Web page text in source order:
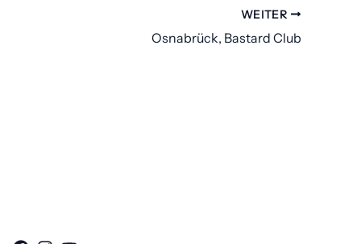
WEITER
Osnabrück, Bastard Club